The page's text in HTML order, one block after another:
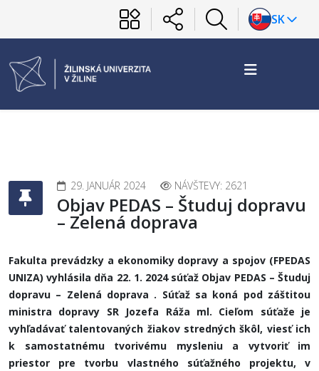
SK
29. JANUÁR 2024 NÁVŠTEVY: 2621
Objav PEDAS – Študuj dopravu
– Zelená doprava
Fakulta prevádzky a ekonomiky dopravy a spojov (FPEDAS
UNIZA) vyhlásila dňa 22. 1. 2024 súťaž Objav PEDAS – Študuj
dopravu – Zelená doprava . Súťaž sa koná pod záštitou
ministra dopravy SR Jozefa Ráža ml. Cieľom súťaže je
vyhľadávať talentovaných žiakov stredných škôl, viesť ich
k samostatnému tvorivému mysleniu a vytvoriť im
priestor pre tvorbu vlastného súťažného projektu, v